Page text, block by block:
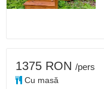
1375 RON /pers
Cu masă